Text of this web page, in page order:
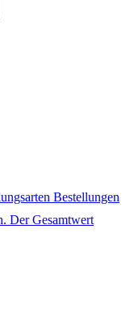
Bestellungen
Der Gesamtwert